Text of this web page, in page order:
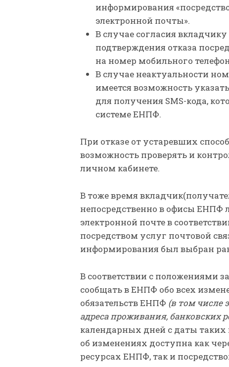
информирования
электронной почты».
В случае согласия
подтверждения отказа
на номер мобильного
В случае неактуальности
имеется возможность
для получения SMS-кода,
системе ЕНПФ.
При отказе от устаревших
возможность проверять и
личном кабинете.
В тоже время
непосредственно в офисы ЕНПФ
электронной почте в
посредством услуг почтовой
информирования был выбран
В соответствии с положениями
сообщать в ЕНПФ обо всех
обязательств ЕНПФ (в том числе
адреса проживания, банковских
календарных дней с даты
об изменениях доступна как
ресурсах ЕНПФ, так и